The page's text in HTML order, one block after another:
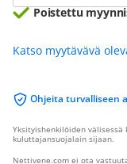
Poistettu
Katso myytävävä
Ohjeita turvalliseen
Yksityishenkilöiden välisessä
kuluttajansuojalain sijaan.
Nettivene.com ei ota